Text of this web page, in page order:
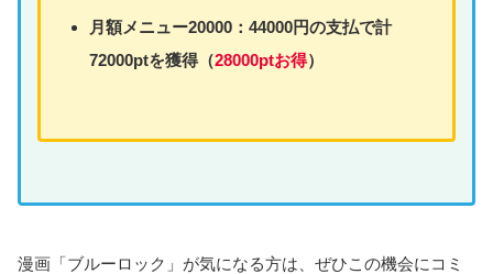
月額メニュー20000：44000円の支払で計
72000ptを獲得（28000ptお得）
漫画「ブルーロック」が気になる方は、ぜひこの機会にコミ